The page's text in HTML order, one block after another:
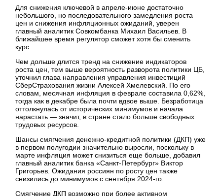
Для снижения ключевой в апреле-июне достаточно
небольшого, но последовательного замедления роста
цен и снижения инфляционных ожиданий, уверен
главный аналитик Совкомбанка Михаил Васильев. В
ближайшее время регулятор сможет хотя бы сменить
курс.
Чем дольше длится тренд на снижение индикаторов
роста цен, тем выше вероятность разворота политики ЦБ,
уточнил глава направления управления инвестиций
СберСтрахования жизни Алексей Хмелевский. По его
словам, месячная инфляция в феврале составила 0,62%,
тогда как в декабре была почти вдвое выше. Безработица
оттолкнулась от исторических минимумов и начала
нарастать — значит, в стране стало больше свободных
трудовых ресурсов.
Шансы смягчения денежно-кредитной политики (ДКП) уже
в первом полугодии значительно выросли, поскольку в
марте инфляция может снизиться еще больше, добавил
главный аналитик банка «Санкт-Петербург» Виктор
Григорьев. Ожидания россиян по росту цен также
снизились до минимумов с сентября 2024-го.
Смягчение ДКП возможно при более активном